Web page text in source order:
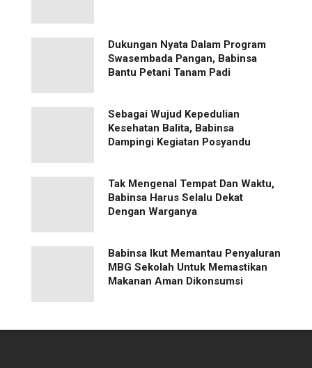
Dukungan Nyata Dalam Program
Swasembada Pangan, Babinsa
Bantu Petani Tanam Padi
Sebagai Wujud Kepedulian
Kesehatan Balita, Babinsa
Dampingi Kegiatan Posyandu
Tak Mengenal Tempat Dan Waktu,
Babinsa Harus Selalu Dekat
Dengan Warganya
Babinsa Ikut Memantau Penyaluran
MBG Sekolah Untuk Memastikan
Makanan Aman Dikonsumsi